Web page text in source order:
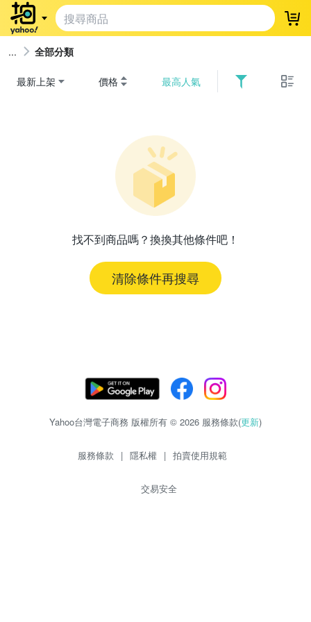
登
全部分類
最新上架 價格 最高人氣
找不到商品嗎？換換其他條件吧！
清除條件再搜尋
Yahoo台灣電子商務 版權所有 © 2026 服務條款(更新)
服務條款 | 隱私權 | 拍賣使用規範
交易安全